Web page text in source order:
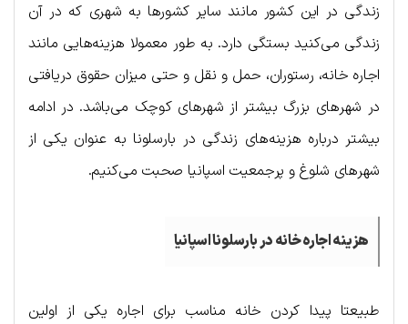
زندگی در این کشور مانند سایر کشورها به شهری که در آن
زندگی می‌کنید بستگی دارد. به طور معمولا هزینه‌هایی مانند
اجاره خانه، رستوران، حمل و نقل و حتی میزان حقوق دریافتی
در شهرهای بزرگ بیشتر از شهرهای کوچک می‌باشد. در ادامه
بیشتر درباره هزینه‌های زندگی در بارسلونا به عنوان یکی از
شهرهای شلوغ و پرجمعیت اسپانیا صحبت می‌کنیم.
هزینه اجاره خانه در بارسلونا اسپانیا
طبیعتا پیدا کردن خانه مناسب برای اجاره یکی از اولین